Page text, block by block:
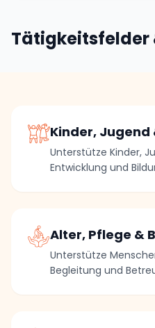
Tätigkeitsfelder
Kinder, Jugend
Unterstütze Kinder,
Entwicklung und
Alter, Pflege &
Unterstütze
Begleitung und